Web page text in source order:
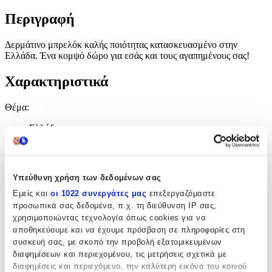
Υπεύθυνη χρήση των δεδομένων σας
Εμείς και οι 1022 συνεργάτες μας επεξεργαζόμαστε
προσωπικά σας δεδομένα, π.χ. τη διεύθυνση IP σας,
χρησιμοποιώντας τεχνολογία όπως cookies για να
αποθηκεύουμε και να έχουμε πρόσβαση σε πληροφορίες στη
συσκευή σας, με σκοπό την προβολή εξατομικευμένων
διαφημίσεων και περιεχομένου, τις μετρήσεις σχετικά με
διαφημίσεις και περιεχόμενο, την καλύτερη εικόνα του κοινού
Περιγραφή
Δερμάτινο μπρελόκ καλής ποιότητας κατασκευασμένο στην
Ελλάδα. Ένα κομψό δώρο για εσάς και τους αγαπημένους σας!
Χαρακτηριστικά
Θέμα:
Ελλάδα
Τύπος
Υλικό:
Δερμάτινο
Κατασκευαστής:
OEM